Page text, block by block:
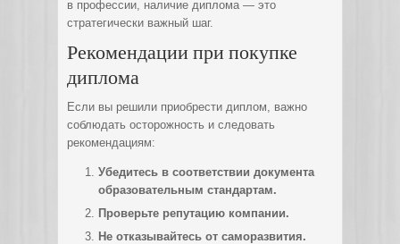
в профессии, наличие диплома — это
стратегически важный шаг.
Рекомендации при покупке
диплома
Если вы решили приобрести диплом, важно
соблюдать осторожность и следовать
рекомендациям:
Убедитесь в соответствии документа
образовательным стандартам.
Проверьте репутацию компании.
Не отказывайтесь от саморазвития.